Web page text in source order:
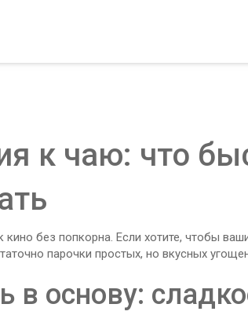
к чаю: что
кино без попкорна. Если хотите, чтобы
парочки простых, но вкусных
в основу: